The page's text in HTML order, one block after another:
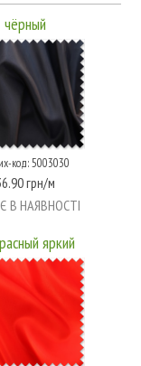
чёрный
код: 5003030
грн/м
В НАЯВНОСТІ
яркий